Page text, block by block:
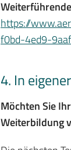
https://
f0bd-4ed9-
4. In
Möchten Sie
Weiterbildung